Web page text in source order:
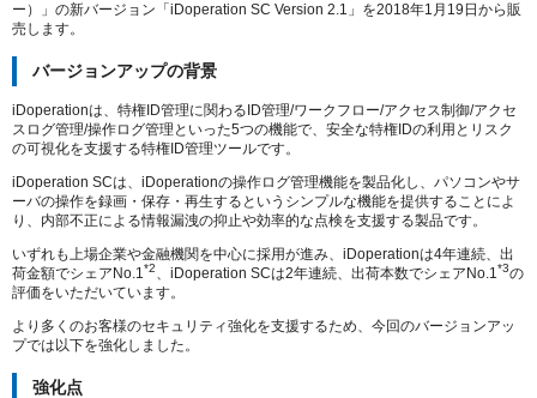
ー）」の新バージョン「iDoperation SC Version 2.1」を2018年1月19日から販
売します。
バージョンアップの背景
iDoperationは、特権ID管理に関わるID管理/ワークフロー/アクセス制御/アクセ
スログ管理/操作ログ管理といった5つの機能で、安全な特権IDの利用とリスク
の可視化を支援する特権ID管理ツールです。
iDoperation SCは、iDoperationの操作ログ管理機能を製品化し、パソコンやサ
ーバの操作を録画・保存・再生するというシンプルな機能を提供することによ
り、内部不正による情報漏洩の抑止や効率的な点検を支援する製品です。
いずれも上場企業や金融機関を中心に採用が進み、iDoperationは4年連続、出
荷金額でシェアNo.1*2、iDoperation SCは2年連続、出荷本数でシェアNo.1*3の
評価をいただいています。
より多くのお客様のセキュリティ強化を支援するため、今回のバージョンアッ
プでは以下を強化しました。
強化点